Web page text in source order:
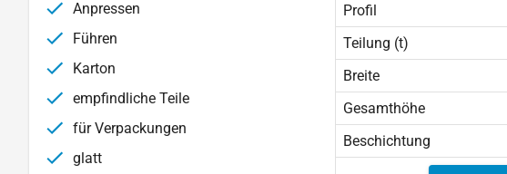
Anpressen
Führen
Karton
empfindliche Teile
für Verpackungen
glatt
Profil
Teilung (t)
Breite
Gesamthöhe
Beschichtung